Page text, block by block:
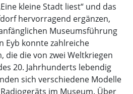
kleine Stadt liest“ und das
hervorragend ergänzen,
Museumsführung
Eyb konnte zahlreiche
die die von zwei Weltkriegen
20. Jahrhunderts lebendig
sich verschiedene Modelle
im Museum. Über